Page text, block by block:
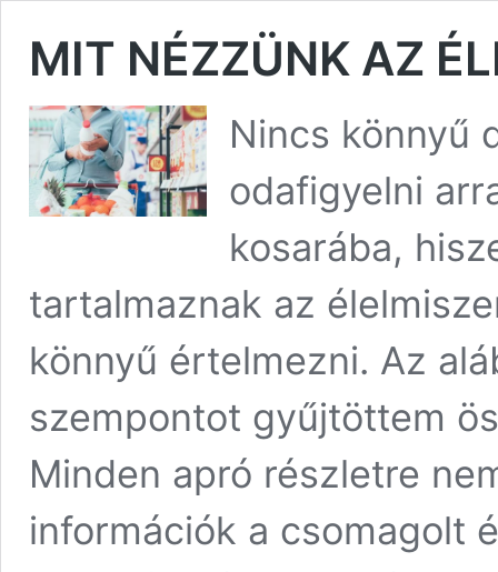
MIT NÉZZÜNK AZ
Nincs könnyű
odafigyelni
kosarába,
tartalmaznak az
könnyű értelmezni. Az
szempontot gyűjtöttem
Minden apró részletre
információk a csomagolt